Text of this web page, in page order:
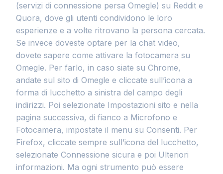
(servizi di connessione persa Omegle) su Reddit e
Quora, dove gli utenti condividono le loro
esperienze e a volte ritrovano la persona cercata.
Se invece doveste optare per la chat video,
dovete sapere come attivare la fotocamera su
Omegle. Per farlo, in caso siate su Chrome,
andate sul sito di Omegle e cliccate sull’icona a
forma di lucchetto a sinistra del campo degli
indirizzi. Poi selezionate Impostazioni sito e nella
pagina successiva, di fianco a Microfono e
Fotocamera, impostate il menu su Consenti. Per
Firefox, cliccate sempre sull’icona del lucchetto,
selezionate Connessione sicura e poi Ulteriori
informazioni. Ma ogni strumento può essere